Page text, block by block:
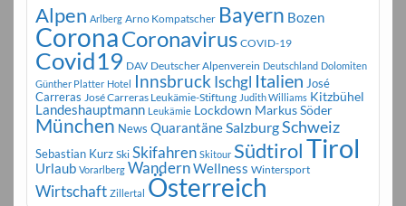
Alpen Arlberg Arno Kompatscher Bayern Bozen
CoronaCoronavirus COVID-19
Covid19 DAV Deutscher Alpenverein Deutschland Dolomiten
Günther Platter Hotel Innsbruck Ischgl Italien José
Carreras José Carreras Leukämie-Stiftung Judith Williams Kitzbühel
Landeshauptmann Leukämie Lockdown Markus Söder
München News Quarantäne SalzburgSchweiz
Sebastian Kurz Ski Skifahren Skitour SüdtirolTirol
Urlaub Vorarlberg WandernWellness Wintersport
Wirtschaft Zillertal Österreich